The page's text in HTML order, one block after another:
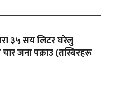
३५ सय लिटर घरेलु
जना पक्राउ (तस्बिरहरू